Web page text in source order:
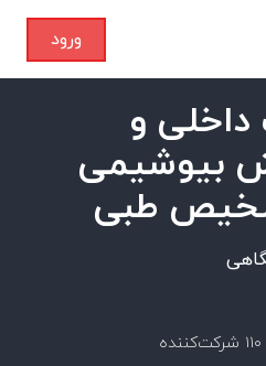
ورود
و
بیوشیمی
طبی
۱۱۰ شرکت‌کننده